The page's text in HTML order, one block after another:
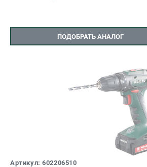
ПОДОБРАТЬ АНАЛОГ
Артикул: 602206510